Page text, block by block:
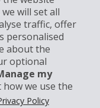
we will set all
traffic, offer
personalised
about the
optional
my
we use the
Policy